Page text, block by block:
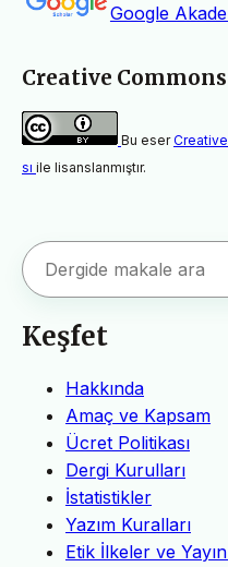
Google
Creative Commons
Bu eser
sı ile lisanslanmıştır.
Keşfet
Hakkında
Amaç ve Kapsam
Ücret Politikası
Dergi Kurulları
İstatistikler
Yazım Kuralları
Etik İlkeler ve